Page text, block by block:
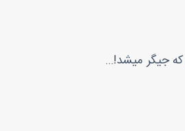
جیگر میشد!...